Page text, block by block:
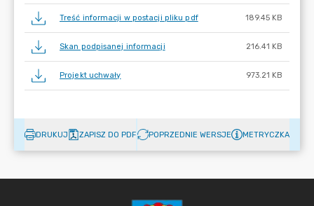
Treść informacji w postacji pliku pdf 189.45 KB
Skan podpisanej informacji 216.41 KB
Projekt uchwały 973.21 KB
DRUKUJ ZAPISZ DO PDF POPRZEDNIE WERSJE METRYCZKA